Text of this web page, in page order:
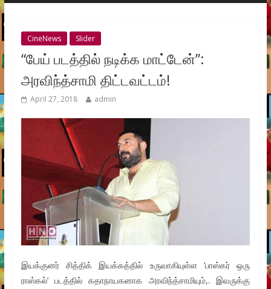
CineNews Slider
“பேய் படத்தில் நடிக்க மாட்டேன்”:
அரவிந்த்சாமி திட்டவட்டம்!
April 27, 2018 admin
இயக்குனர் சித்திக் இயக்கத்தில் உருவாகியுள்ள ‘பாஸ்கர் ஒரு
ராஸ்கல்’ படத்தில் கதாநாயகனாக அரவிந்த்சாமியும்,. இவருக்கு